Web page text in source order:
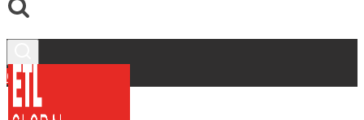
Contacto